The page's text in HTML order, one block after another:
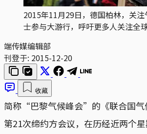
2015年11月29日，德国柏林，关注
士参与大游行，呼吁更多人关注全
端传媒编辑部
刊登于: 2015-12-20
收藏
简称“巴黎气候峰会”的《联合国气
第21次缔约方会议，在历经近两个